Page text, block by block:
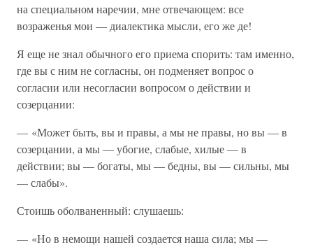
на специальном наречии, мне отвечающем: все
возраженья мои — диалектика мысли, его же де!
Я еще не знал обычного его приема спорить: там именно,
где вы с ним не согласны, он подменяет вопрос о
согласии или несогласии вопросом о действии и
созерцании:
— «Может быть, вы и правы, а мы не правы, но вы — в
созерцании, а мы — убогие, слабые, хилые — в
действии; вы — богаты, мы — бедны, вы — сильны, мы
— слабы».
Стоишь оболваненный: слушаешь:
— «Но в немощи нашей создается наша сила; мы —